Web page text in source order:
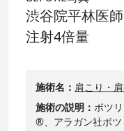
渋谷院平林医
注射4倍量
施術名
肩こり・
施術の説明
ボツ
®、アラガン社ボ